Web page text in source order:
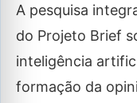
A pesquisa
do Projeto Brief
inteligência
formação da